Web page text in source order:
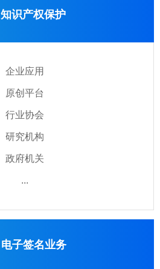
知识产权保护
企业应用
原创平台
行业协会
研究机构
政府机关
...
电子签名业务